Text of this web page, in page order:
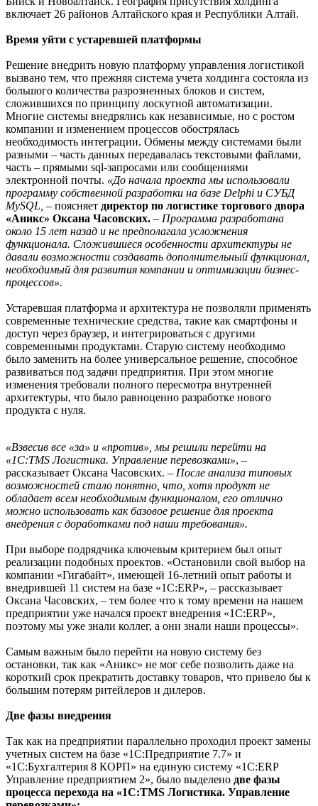
включает 26 районов Алтайского края и Республики Алтай.
Время уйти с устаревшей платформы
Решение внедрить новую платформу управления логистикой
вызвано тем, что прежняя система учета холдинга состояла из
большого количества разрозненных блоков и систем,
сложившихся по принципу лоскутной автоматизации.
Многие системы внедрялись как независимые, но с ростом
компании и изменением процессов обострялась
необходимость интеграции. Обмены между системами были
разными – часть данных передавалась текстовыми файлами,
часть – прямыми sql-запросами или сообщениями
электронной почты. «До начала проекта мы использовали
программу собственной разработки на базе Delphi и СУБД
MySQL, – поясняет директор по логистике торгового двора
«Аникс» Оксана Часовских. – Программа разработана
около 15 лет назад и не предполагала усложнения
функционала. Сложившиеся особенности архитектуры не
давали возможности создавать дополнительный функционал,
необходимый для развития компании и оптимизации бизнес-
процессов».
Устаревшая платформа и архитектура не позволяли применять
современные технические средства, такие как смартфоны и
доступ через браузер, и интегрироваться с другими
современными продуктами. Старую систему необходимо
было заменить на более универсальное решение, способное
развиваться под задачи предприятия. При этом многие
изменения требовали полного пересмотра внутренней
архитектуры, что было равноценно разработке нового
продукта с нуля.
«Взвесив все «за» и «против», мы решили перейти на
«1С:TMS Логистика. Управление перевозками», –
рассказывает Оксана Часовских. – После анализа типовых
возможностей стало понятно, что, хотя продукт не
обладает всем необходимым функционалом, его отлично
можно использовать как базовое решение для проекта
внедрения с доработками под наши требования».
При выборе подрядчика ключевым критерием был опыт
реализации подобных проектов. «Остановили свой выбор на
компании «Гигабайт», имеющей 16-летний опыт работы и
внедрившей 11 систем на базе «1C:ERP», – рассказывает
Оксана Часовских, – тем более что к тому времени на нашем
предприятии уже начался проект внедрения «1С:ERP»,
поэтому мы уже знали коллег, а они знали наши процессы».
Самым важным было перейти на новую систему без
остановки, так как «Аникс» не мог себе позволить даже на
короткий срок прекратить доставку товаров, что привело бы к
большим потерям ритейлеров и дилеров.
Две фазы внедрения
Так как на предприятии параллельно проходил проект замены
учетных систем на базе «1С:Предприятие 7.7» и
«1С:Бухгалтерия 8 КОРП» на единую систему «1С:ERP
Управление предприятием 2», было выделено две фазы
процесса перехода на «1С:TMS Логистика. Управление